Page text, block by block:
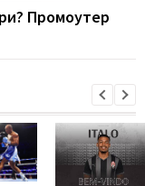
Промоутер